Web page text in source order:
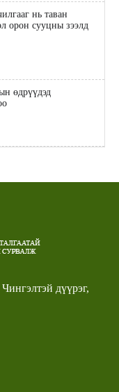
нь таван
орон сууцны зээлд
өдрүүдэд
дүүрэг,